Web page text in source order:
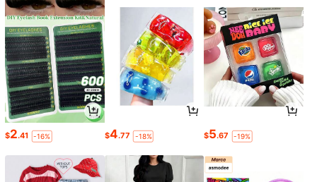
$2.41 -16% $4.77 -18% $5.67 -19%